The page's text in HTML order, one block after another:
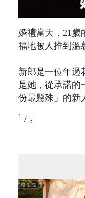
婚禮當天，21歲
福地被人推到溫
新郎是一位年過
是她，從承諾的
份最懸殊」的新
1 / 5